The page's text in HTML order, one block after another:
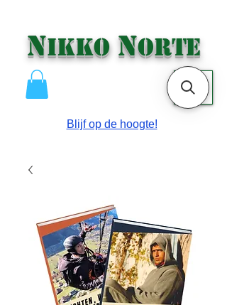
NIKKO NORTE
Blijf op de hoogte!
ME
NU